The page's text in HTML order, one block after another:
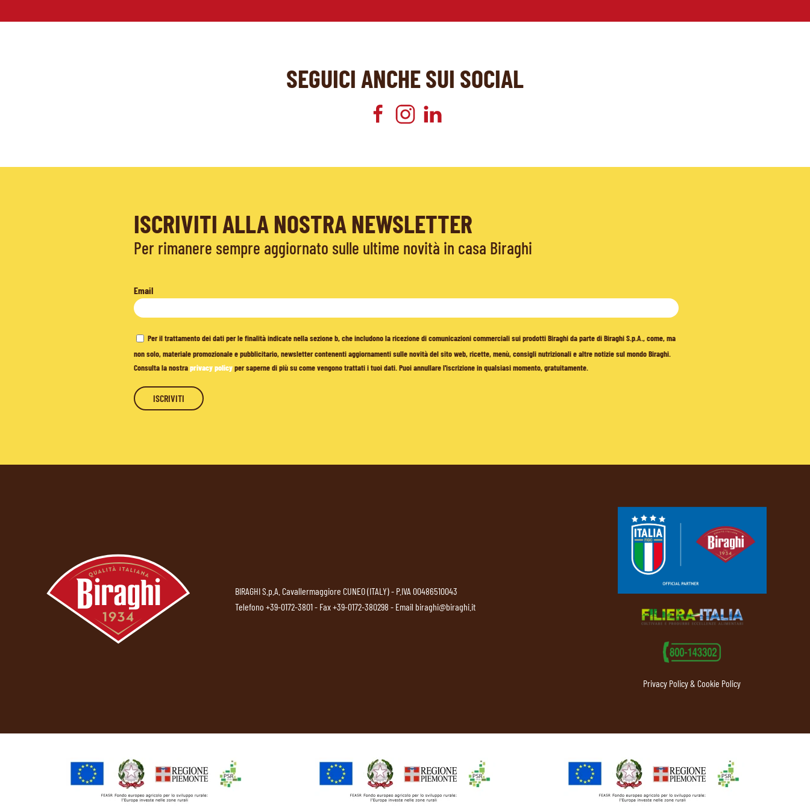
SEGUICI ANCHE SUI SOCIAL
ISCRIVITI ALLA NOSTRA NEWSLETTER
Per rimanere sempre aggiornato sulle ultime novità in casa Biraghi
Email
Per il trattamento dei dati per le finalità indicate nella sezione b, che includono la ricezione di comunicazioni commerciali sui prodotti Biraghi da parte di Biraghi S.p.A., come, ma
non solo, materiale promozionale e pubblicitario, newsletter contenenti aggiornamenti sulle novità del sito web, ricette, menù, consigli nutrizionali e altre notizie sul mondo Biraghi.
Consulta la nostraprivacy policyper saperne di più su come vengono trattati i tuoi dati. Puoi annullare l'iscrizione in qualsiasi momento, gratuitamente.
BIRAGHI S.p.A. Cavallermaggiore CUNEO (ITALY) - P.IVA 00486510043
Telefono +39-0172-3801- Fax +39-0172-380298 - Email biraghi@biraghi.it
Privacy Policy & Cookie Policy